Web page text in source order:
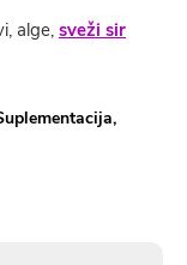
alge, sveži sir
,